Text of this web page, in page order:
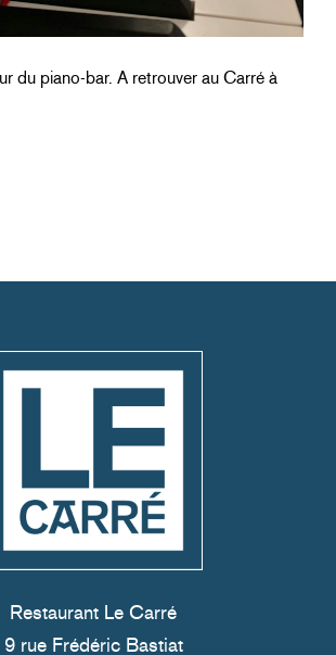
du piano-bar. A retrouver au Carré à
Restaurant Le Carré
9 rue Frédéric Bastiat